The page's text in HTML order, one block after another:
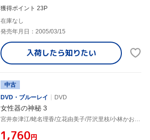
獲得ポイント 23P
在庫なし
発売年月日：2005/03/15
入荷したら知りたい
中古
DVD・ブルーレイ
DVD
女性器の神秘 3
¥1,760円